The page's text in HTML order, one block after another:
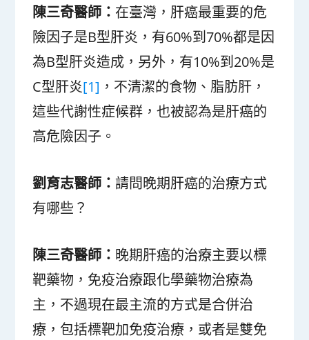
陳三奇醫師： 在臺灣，肝癌最重要的危
險因子是B型肝炎，有60%到70%都是因
為B型肝炎造成，另外，有10%到20%是
C型肝炎[1] ，不清潔的食物、脂肪肝，
這些代謝性症候群，也被認為是肝癌的
高危險因子。
劉育志醫師：請問晚期肝癌的治療方式
有哪些？
陳三奇醫師： 晚期肝癌的治療主要以標
靶藥物，免疫治療跟化學藥物治療為
主，不過現在最主流的方式是合併治
療，包括標靶加免疫治療，或者是雙免